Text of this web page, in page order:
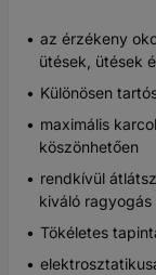
az érzékeny
ütések, ütések
Különösen
maximális
köszönhetően
rendkívül
kiváló
Tökéletes